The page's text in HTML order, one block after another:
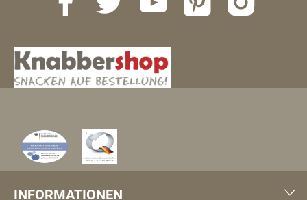
INFORMATIONEN